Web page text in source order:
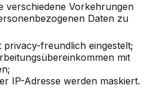
verschiedene Vorkehrungen
Daten zu
privacy-freundlich eingestelt;
mit
IP-Adresse werden maskiert.